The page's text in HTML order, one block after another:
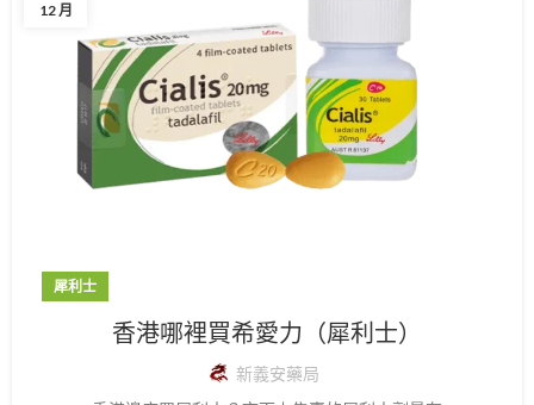
12 月
犀利士
香港哪裡買希愛力（犀利士）
新義安藥局